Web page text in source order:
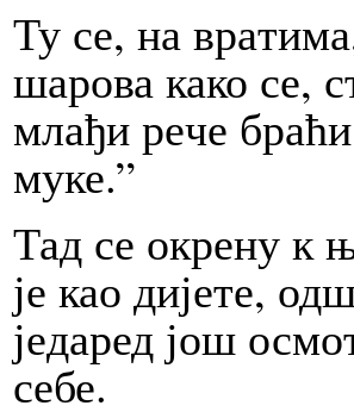
Ту се, на
ша­ро­ва ка­ко се,
мла­ђи ре­че
му­ке.”
Тад се окре­ну к
је као ди­је­те,
је­да­ред још
се­бе.